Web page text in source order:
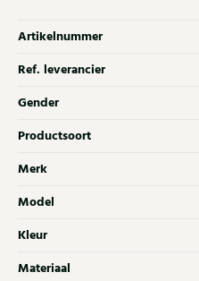
Artikelnummer
Ref. leverancier
Gender
Productsoort
Merk
Model
Kleur
Materiaal